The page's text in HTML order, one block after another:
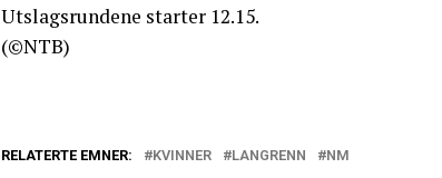
Utslagsrundene starter 12.15.
(©NTB)
RELATERTE EMNER: KVINNER LANGRENN NM